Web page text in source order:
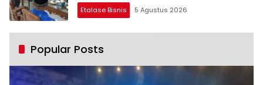
Etalase Bisnis 5 Agustus 2026
Popular Posts